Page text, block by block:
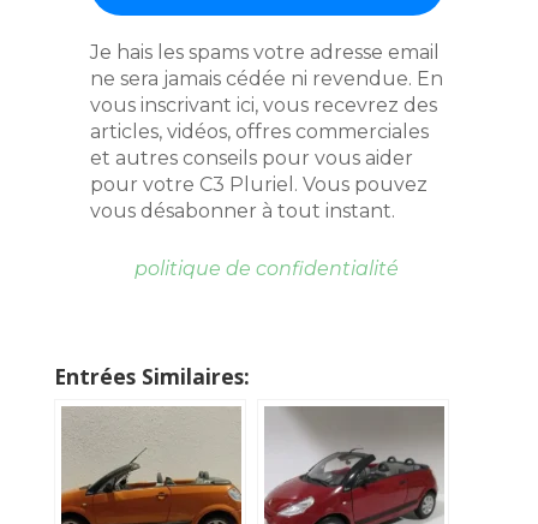
Je hais les spams votre adresse email
ne sera jamais cédée ni revendue. En
vous inscrivant ici, vous recevrez des
articles, vidéos, offres commerciales
et autres conseils pour vous aider
pour votre C3 Pluriel. Vous pouvez
vous désabonner à tout instant.
politique de confidentialité
Entrées Similaires: